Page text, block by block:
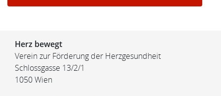
Herz bewegt
Verein zur Förderung der Herzgesundheit
Schlossgasse 13/2/1
1050 Wien